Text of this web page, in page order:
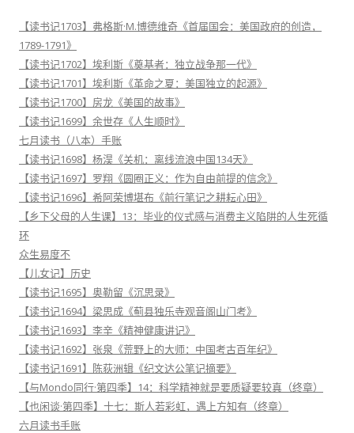
【读书记1703】弗格斯·M.博德维奇《首届国会：美国政府的创造，
1789-1791》
【读书记1702】埃利斯《奠基者：独立战争那一代》
【读书记1701】埃利斯《革命之夏：美国独立的起源》
【读书记1700】房龙《美国的故事》
【读书记1699】余世存《人生顺时》
七月读书（八本）手账
【读书记1698】杨淏《关机：离线流浪中国134天》
【读书记1697】罗翔《圆圈正义：作为自由前提的信念》
【读书记1696】希阿荣博堪布《前行笔记之耕耘心田》
【乡下父母的人生课】13：毕业的仪式感与消费主义陷阱的人生死循
环
众生易度不
【儿女记】历史
【读书记1695】奥勒留《沉思录》
【读书记1694】梁思成《蓟县独乐寺观音阁山门考》
【读书记1693】李辛《精神健康讲记》
【读书记1692】张泉《荒野上的大师：中国考古百年纪》
【读书记1691】陈荻洲辑《纪文达公笔记摘要》
【与Mondo同行·第四季】14：科学精神就是要质疑要较真（终章）
【也闲谈·第四季】十七：斯人若彩虹，遇上方知有（终章）
六月读书手账